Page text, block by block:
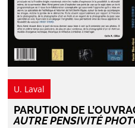
U. Laval
PARUTION DE
AUTRE PENSIVITÉ